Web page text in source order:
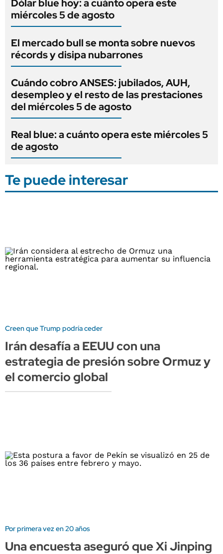
Dólar blue hoy: a cuánto opera este
miércoles 5 de agosto
El mercado bull se monta sobre nuevos
récords y disipa nubarrones
Cuándo cobro ANSES: jubilados, AUH,
desempleo y el resto de las prestaciones
del miércoles 5 de agosto
Real blue: a cuánto opera este miércoles 5
de agosto
Te puede interesar
Creen que Trump podría ceder
Irán desafía a EEUU con una
estrategia de presión sobre Ormuz y
el comercio global
Por primera vez en 20 años
Una encuesta aseguró que Xi Jinping